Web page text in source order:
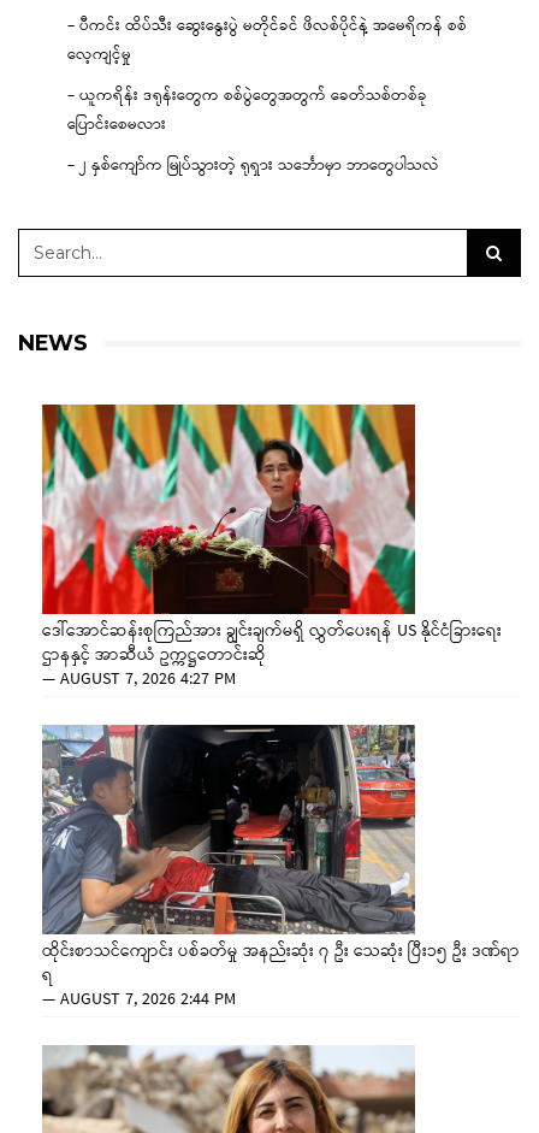
– ပီကင်း ထိပ်သီး ဆွေးနွေးပွဲ မတိုင်ခင် ဖိလစ်ပိုင်နဲ့ အမေရိကန် စစ်
လေ့ကျင့်မှု
– ယူကရိန်း ဒရုန်းတွေက စစ်ပွဲတွေအတွက် ခေတ်သစ်တစ်ခု
ပြောင်းစေမလား
– ၂ နှစ်ကျော်က မြုပ်သွားတဲ့ ရုရှား သင်္ဘောမှာ ဘာတွေပါသလဲ
NEWS
ဒေါ်အောင်ဆန်းစုကြည်အား ချွင်းချက်မရှိ လွှတ်ပေးရန် US နိုင်ငံခြားရေး
ဌာနနှင့် အာဆီယံ ဥက္ကဋ္ဌတောင်းဆို
—AUGUST 7, 2026 4:27 PM
ထိုင်းစာသင်ကျောင်း ပစ်ခတ်မှု အနည်းဆုံး ၇ ဦး သေဆုံး ပြီး၁၅ ဦး ဒဏ်ရာ
ရ
—AUGUST 7, 2026 2:44 PM